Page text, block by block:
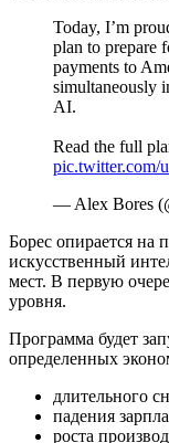
Today, I’m
plan to prepare
payments to
simultaneously
AI.
Read the full
pic.twitter.com/
— Alex Bores
Борес опирается на
искусственный
мест. В первую
уровня.
Программа будет
определенных
длительного
падения
роста